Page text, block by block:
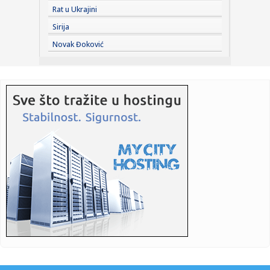
18:59:Dačić: Vatrogasci-spasioci su ponos cele Srbije
18:57:Pavlović: Pruga će biti bezbednija, pitanje obilaznice
ispoliti...
18:57: Dara Bubamara oštro odgovorila Cakani: "Fanovi mi kažu -
neka t...
18:57:
strplj...
18:57:Zaboravite peglu: Trik za odeću tokom vrućina
18:56:Srpski kardiolog o simptomima toplotnog udara: Jedan
nikako ne bi...
18:56:Ne bacajte ovu tečnost: Sačuvajte za cvijeće, bujaće kao
nika...
Rat u Ukrajini
Sirija
Novak Đoković